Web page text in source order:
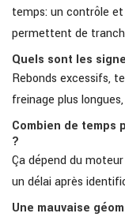
temps: un contrôle
permettent de
Quels sont les
Rebonds excessifs,
freinage plus
Combien de temps
?
Ça dépend du
un délai après
Une mauvaise